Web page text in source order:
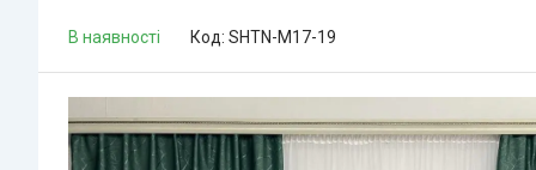
В наявності Код: SHTN-M17-19